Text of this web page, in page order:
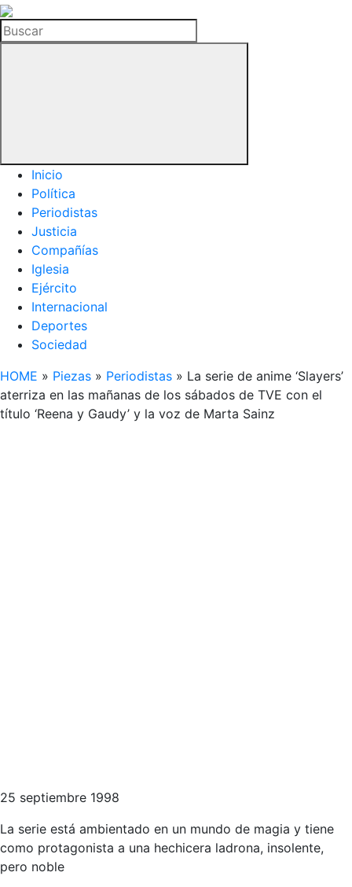
La
Hemeroteca
del
Buscar
Inicio
Política
Periodistas
Justicia
Compañías
Iglesia
Ejército
Internacional
Deportes
Sociedad
HOME » Piezas » Periodistas » La serie de anime ‘Slayers’
aterriza en las mañanas de los sábados de TVE con el
título ‘Reena y Gaudy’ y la voz de Marta Sainz
25 septiembre 1998
La serie está ambientado en un mundo de magia y tiene
como protagonista a una hechicera ladrona, insolente,
pero noble